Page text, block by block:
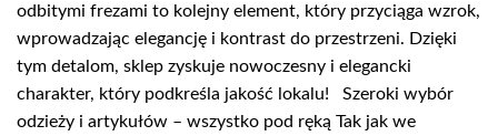
odbitymi frezami to kolejny element, który przyciąga wzrok,
wprowadzając elegancję i kontrast do przestrzeni. Dzięki
tym detalom, sklep zyskuje nowoczesny i elegancki
charakter, który podkreśla jakość lokalu! Szeroki wybór
odzieży i artykułów – wszystko pod ręką Tak jak we